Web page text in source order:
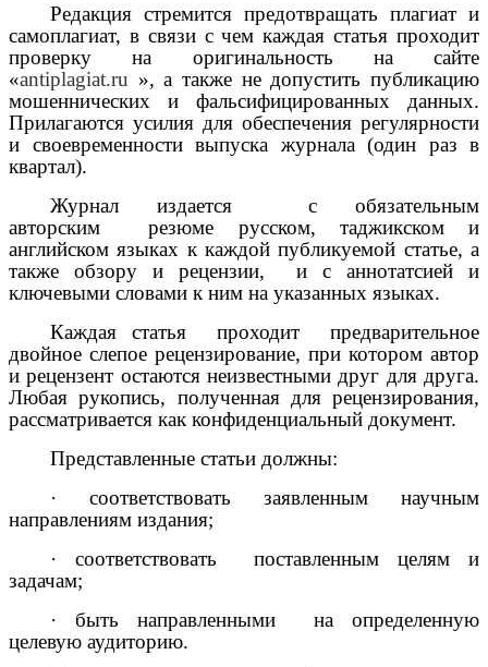
Редакция стремится предотвращать плагиат и
самоплагиат, в связи с чем каждая статья проходит
проверку на оригинальность на сайте
«antiplagiat.ru », а также не допустить публикацию
мошеннических и фальсифицированных данных.
Прилагаются усилия для обеспечения регулярности
и своевременности выпуска журнала (один раз в
квартал).
Журнал издается с обязательным
авторским резюме русском, таджикском и
английском языках к каждой публикуемой статье, а
также обзору и рецензии, и с аннотатсией и
ключевыми словами к ним на указанных языках.
Каждая статья проходит предварительное
двойное слепое рецензирование, при котором автор
и рецензент остаются неизвестными друг для друга.
Любая рукопись, полученная для рецензирования,
рассматривается как конфиденциальный документ.
Представленные статьи должны:
·
соответствовать заявленным научным
направлениям издания;
·
соответствовать поставленным целям и
задачам;
·
быть направленными на определенную
целевую аудиторию.